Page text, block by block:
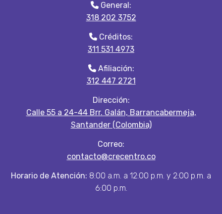
General:
318 202 3752
Créditos:
311 531 4973
Afiliación:
312 447 2721
Dirección:
Calle 55 a 24-44 Brr. Galán, Barrancabermeja,
Santander (Colombia)
Correo:
contacto@crecentro.co
Horario de Atención: 8:00 a.m. a 12:00 p.m. y 2:00 p.m. a
6:00 p.m.